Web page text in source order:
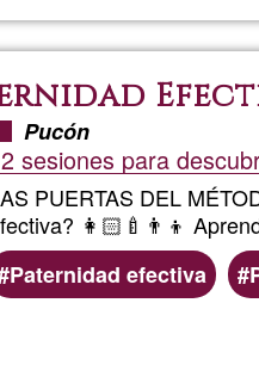
Pucón
sesiones para
PUERTAS DEL
👩🏻‍🍼👨‍👦
Paternidad efectiva